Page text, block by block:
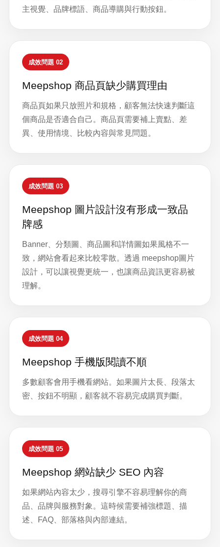
主視覺、品牌標語、商品導購與行動按鈕。
成效問題 02
Meepshop 商品頁缺少購買理由
商品頁如果只放照片和規格，顧客無法快速判斷這
個商品是否適合自己。商品頁需要補上賣點、差
異、使用情境、比較內容與常見問題。
成效問題 03
Meepshop 圖片設計沒有形成一致品
牌感
Banner、分類圖、商品圖和詳情圖如果風格不一
致，網站會看起來比較零散。透過 meepshop圖片
設計，可以讓視覺更統一，也讓商品資訊更容易被
理解。
成效問題 04
Meepshop 手機版閱讀不順
多數顧客會用手機看網站。如果圖片太長、段落太
密、按鈕不明顯，顧客就不容易完成購買判斷。
成效問題 05
Meepshop 網站缺少 SEO 內容
如果網站內容太少，搜尋引擎不容易理解你的商
品、品牌與服務對象。這時候需要補強標題、描
述、FAQ、部落格與內部連結。